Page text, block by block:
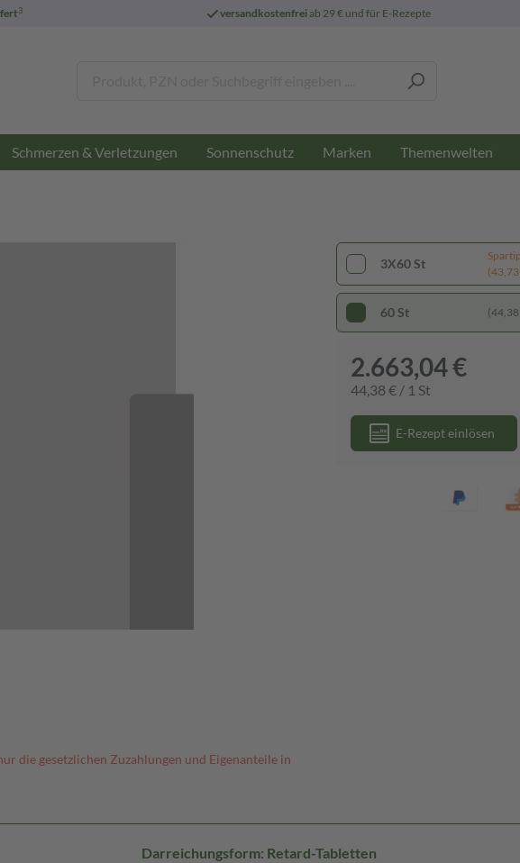
3 versandkostenfreiab 29 € und für E-Rezepte
Schmerzen & Verletzungen Sonnenschutz Marken Themenwelten
die gesetzlichen Zuzahlungen und Eigenanteile in
3X60 St
(43,73
60 St (44,38
2.663,04 €
44,38 € / 1 St
E-Rezept einlösen
Darreichungsform: Retard-Tabletten